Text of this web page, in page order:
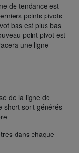
de tendance est
points pivots.
bas est plus bas
point pivot est
une ligne
de la ligne de
short sont générés
dans chaque